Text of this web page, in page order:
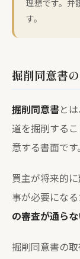
理想です。弁
す。
掘削同意書
掘削同意書と
道を掘削する
意する書面です。
買主が将来的
事が必要になる
の審査が通ら
掘削同意書の取